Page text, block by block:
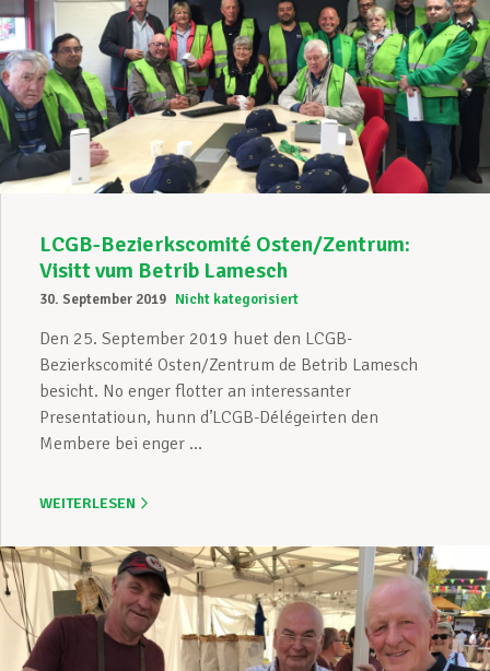
LCGB-Bezierkscomité Osten/Zentrum:
Visitt vum Betrib Lamesch
30. September 2019 Nicht kategorisiert
Den 25. September 2019 huet den LCGB-
Bezierkscomité Osten/Zentrum de Betrib Lamesch
besicht. No enger flotter an interessanter
Presentatioun, hunn d’LCGB-Délégeirten den
Membere bei enger ...
WEITERLESEN